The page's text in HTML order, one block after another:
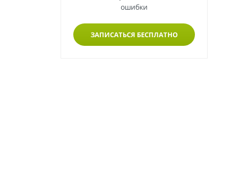
ошибки
ЗАПИСАТЬСЯ БЕСПЛАТНО